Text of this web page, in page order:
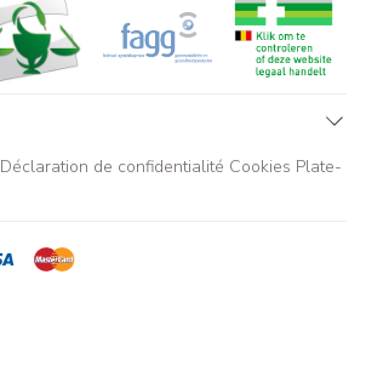
Déclaration de confidentialité Cookies Plate-